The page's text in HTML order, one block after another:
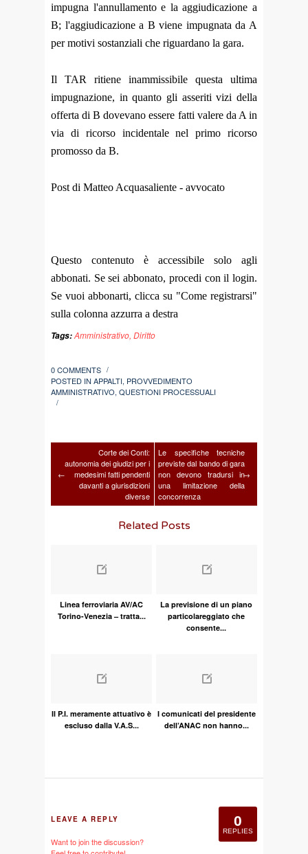
impugna l'annullamento e la aggiudicazione a
B; l'aggiudicazione a B viene impugnata da A
per motivi sostanziali che riguardano la gara.
Il TAR ritiene inammissibile questa ultima
impugnazione, in quanto gli asseriti vizi della
offerta di B dovevano essere fatti valere da A in
via di ricorso incidentale nel primo ricorso
promosso da B.
Post di Matteo Acquasaliente - avvocato
Questo contenuto è accessibile solo agli
abbonati. Se sei abbonato, procedi con il login.
Se vuoi abbonarti, clicca su "Come registrarsi"
sulla colonna azzurra a destra
Tags:Amministrativo, Diritto
0 COMMENTS /
POSTED IN APPALTI, PROVVEDIMENTO
AMMINISTRATIVO, QUESTIONI PROCESSUALI
/
←
Corte dei Conti:
autonomia dei giudizi per i
medesimi fatti pendenti
davanti a giurisdizioni
diverse
Le specifiche tecniche
previste dal bando di gara
non devono tradursi in
una limitazione della
concorrenza
→
Related Posts
Linea ferroviaria AV/AC
Torino-Venezia – tratta...
La previsione di un piano
particolareggiato che
consente...
Il P.I. meramente attuativo è
escluso dalla V.A.S...
I comunicati del presidente
dell’ANAC non hanno...
0
REPLIES
LEAVE A REPLY
Want to join the discussion?